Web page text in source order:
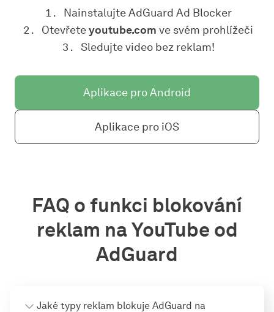
Nainstalujte AdGuard Ad Blocker
Otevřeteyoutube.com ve svém prohlížeči
Sledujte video bez reklam!
Aplikace pro Android
Aplikace pro iOS
FAQ o funkci blokování
reklam na YouTube od
AdGuard
Jaké typy reklam blokuje AdGuard na